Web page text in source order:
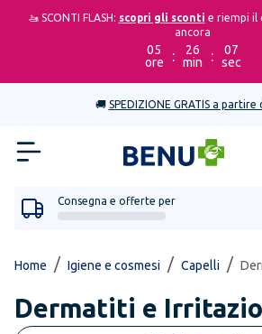
🚤 SCONTI FLASH: scopri gli sconti e riempi il
ancora
05
ore
:
26
min
:
07
sec
🚚 SPEDIZIONE GRATIS a partire
Consegna e offerte per
Home / Igiene e cosmesi / Capelli /
Dermatiti e